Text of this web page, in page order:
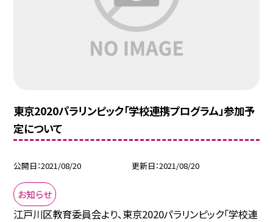
東京2020パラリンピック「学校連携プログラム」参加予
定について
公開日 2021/08/20 更新日 2021/08/20
お知らせ
江戸川区教育委員会より、東京2020パラリンピック「学校連